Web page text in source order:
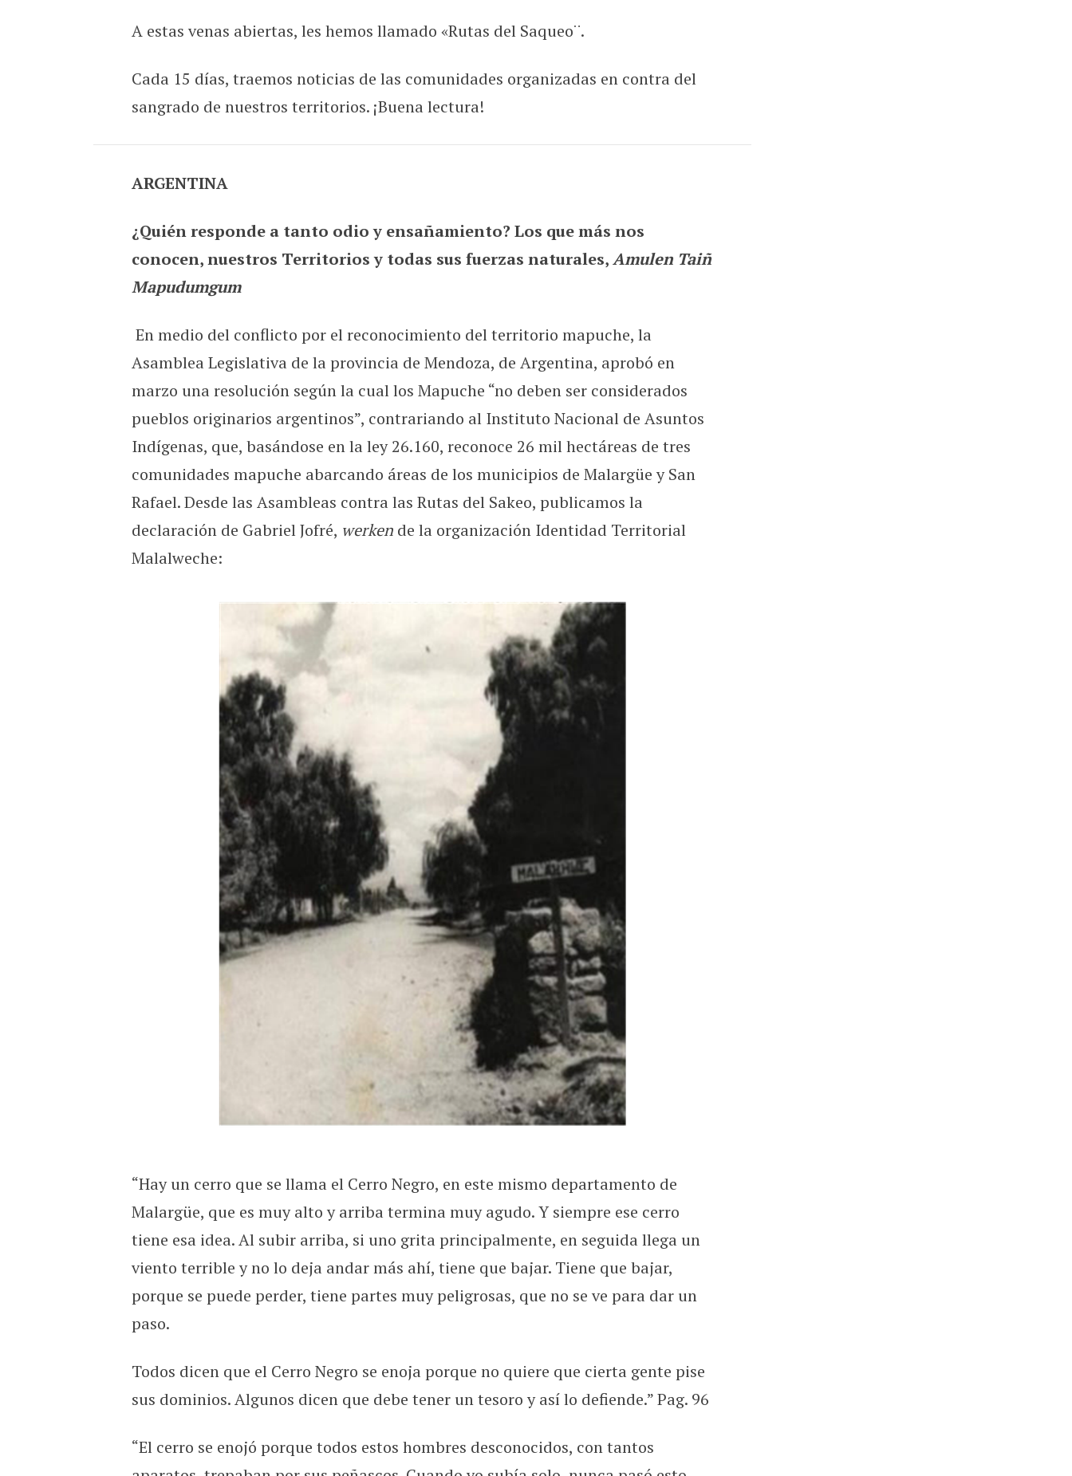
A estas venas abiertas, les hemos llamado «Rutas del Saqueo¨.
Cada 15 días, traemos noticias de las comunidades organizadas en contra del
sangrado de nuestros territorios. ¡Buena lectura!
ARGENTINA
¿Quién responde a tanto odio y ensañamiento? Los que más nos
conocen, nuestros Territorios y todas sus fuerzas naturales,Amulen Taiñ
Mapudumgum
En medio del conflicto por el reconocimiento del territorio mapuche, la
Asamblea Legislativa de la provincia de Mendoza, de Argentina, aprobó en
marzo una resolución según la cual los Mapuche “no deben ser considerados
pueblos originarios argentinos”, contrariando al Instituto Nacional de Asuntos
Indígenas, que, basándose en la ley 26.160, reconoce 26 mil hectáreas de tres
comunidades mapuche abarcando áreas de los municipios de Malargüe y San
Rafael. Desde las Asambleas contra las Rutas del Sakeo, publicamos la
declaración de Gabriel Jofré, werken de la organización Identidad Territorial
Malalweche:
“Hay un cerro que se llama el Cerro Negro, en este mismo departamento de
Malargüe, que es muy alto y arriba termina muy agudo. Y siempre ese cerro
tiene esa idea. Al subir arriba, si uno grita principalmente, en seguida llega un
viento terrible y no lo deja andar más ahí, tiene que bajar. Tiene que bajar,
porque se puede perder, tiene partes muy peligrosas, que no se ve para dar un
paso.
Todos dicen que el Cerro Negro se enoja porque no quiere que cierta gente pise
sus dominios. Algunos dicen que debe tener un tesoro y así lo defiende.” Pag. 96
“El cerro se enojó porque todos estos hombres desconocidos, con tantos